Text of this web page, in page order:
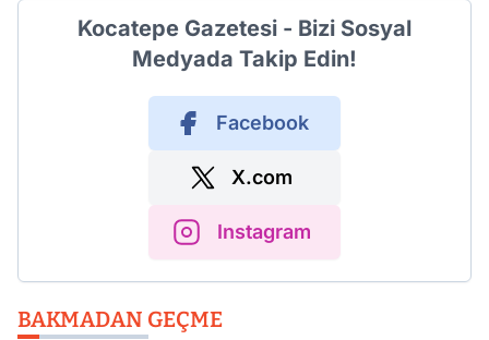
Kocatepe Gazetesi - Bizi Sosyal
Medyada Takip Edin!
Facebook
X.com
Instagram
BAKMADAN GEÇME